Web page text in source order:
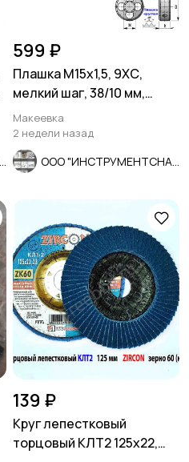
599 ₽
Плашка М15х1,5, 9ХС,
мелкий шаг, 38/10 мм,
ГОСТ 7740-71
Макеевка
2 недели назад
139 ₽
Круг лепестковый
торцовый КЛТ2 125х22,